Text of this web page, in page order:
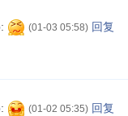
: (01-03 05:58) 回复
: (01-02 05:35) 回复